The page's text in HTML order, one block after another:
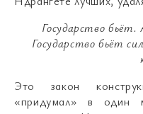
Государство бьёт.
Государство бьёт
Это закон
«придумал» в